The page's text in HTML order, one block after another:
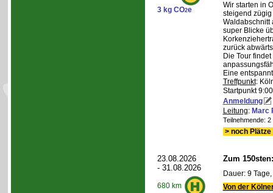
3 kg CO2e
Wir starten in
steigend
Waldabschnitt
super Blicke
zurück
Die Tour
Eine
Treffpunkt:
Startpunkt
Anmeldung
Leitung: Marc
Teilnehmende:
> noch
23.08.2026
- 31.08.2026
680 km
Zum
Dauer: 9
Von der